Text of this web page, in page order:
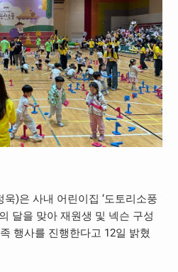
)은 사내 어린이집 ‘도토리소풍
달을 맞아 재원생 및 넥슨 구성
행사를 진행한다고 12일 밝혔